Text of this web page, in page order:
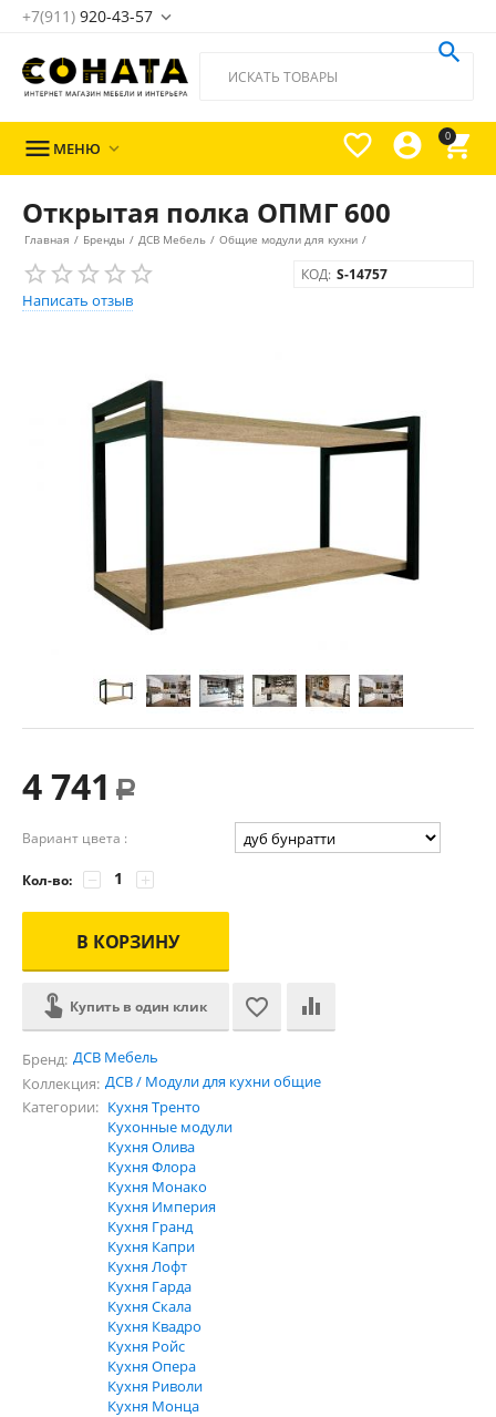
+7(911) 920-43-57 
0




 МЕНЮ 
Открытая полка ОПМГ 600
Главная / Бренды / ДСВ Мебель / Общие модули для кухни /
Написать отзыв
КОД: S-14757
4 741 Р
Вариант цвета :
Кол-во: +
−
В КОРЗИНУ
Купить в один клик
Бренд: ДСВ Мебель
Коллекция: ДСВ / Модули для кухни общие
Категории: Кухня Тренто
Кухонные модули
Кухня Олива
Кухня Флора
Кухня Монако
Кухня Империя
Кухня Гранд
Кухня Капри
Кухня Лофт
Кухня Гарда
Кухня Скала
Кухня Квадро
Кухня Ройс
Кухня Опера
Кухня Риволи
Кухня Монца